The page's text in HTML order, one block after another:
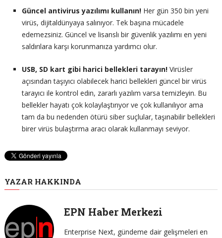
Güncel antivirus yazılımı kullanın! Her gün 350 bin yeni
virüs, dijitaldünyaya salınıyor. Tek başına mücadele
edemezsiniz. Güncel ve lisanslı bir güvenlik yazılımı en yeni
saldırılara karşı korunmanıza yardımcı olur.
USB, SD kart gibi harici bellekleri tarayın! Virüsler
açısından taşıyıcı olabilecek harici bellekleri güncel bir virüs
tarayıcı ile kontrol edin, zararlı yazılım varsa temizleyin. Bu
bellekler hayatı çok kolaylaştırıyor ve çok kullanılıyor ama
tam da bu nedenden ötürü siber suçlular, taşınabilir bellekleri
birer virüs bulaştırma aracı olarak kullanmayı seviyor.
YAZAR HAKKINDA
EPN Haber Merkezi
Enterprise Next, gündeme dair gelişmeleri en